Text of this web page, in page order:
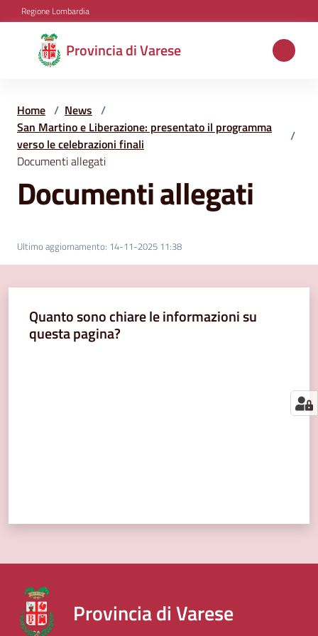
Vai al contenuto
Vai alla navigazione
Vai al footer
Regione Lombardia
Provincia di Varese
Provincia
di
Aree
tematiche
Servizi
segnalazioni
Home / News /
San Martino e Liberazione: presentato il programma
verso le celebrazioni finali
/
Documenti allegati
Documenti allegati
Ultimo aggiornamento: 14-11-2025 11:38
Quanto sono chiare le informazioni su
questa pagina?
Provincia di Varese